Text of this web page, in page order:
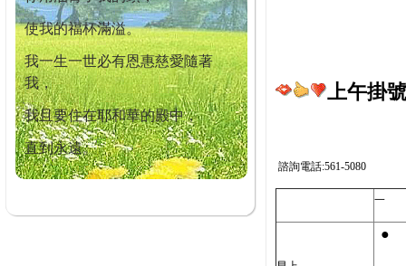
使我的福杯滿溢。
我一生一世必有恩惠慈愛隨著
我，
我且要住在耶和華的殿中，
直到永遠。
上午掛
諮詢電話:561-5080
一
●